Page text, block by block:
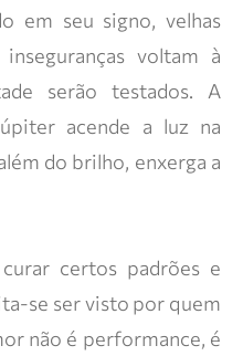
em seu signo, velhas
voltam à
serão testados. A
acende a luz na
do brilho, enxerga a
certos padrões e
se ser visto por quem
não é performance, é